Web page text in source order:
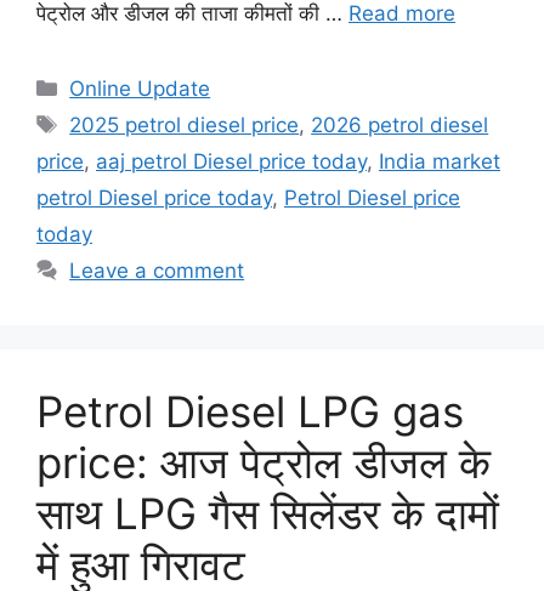
पेट्रोल और डीजल की ताजा कीमतों की … Read more
Categories
Online Update
Tags
2025 petrol diesel price, 2026 petrol diesel
price, aaj petrol Diesel price today, India market
petrol Diesel price today, Petrol Diesel price
today
Leave a comment
Petrol Diesel LPG gas
price: आज पेट्रोल डीजल के
साथ LPG गैस सिलेंडर के दामों
में हुआ गिरावट